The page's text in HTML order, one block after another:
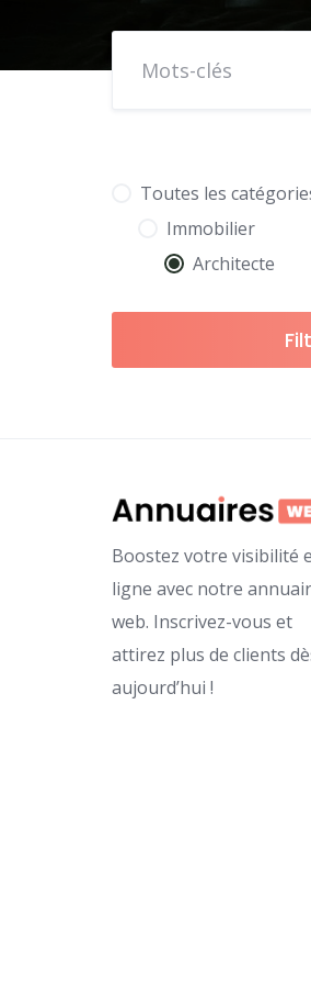
Toutes les
Immobilier
Architecte
Boostez votre visibilité
ligne avec notre
web. Inscrivez-vous et
attirez plus de clients
aujourd’hui !